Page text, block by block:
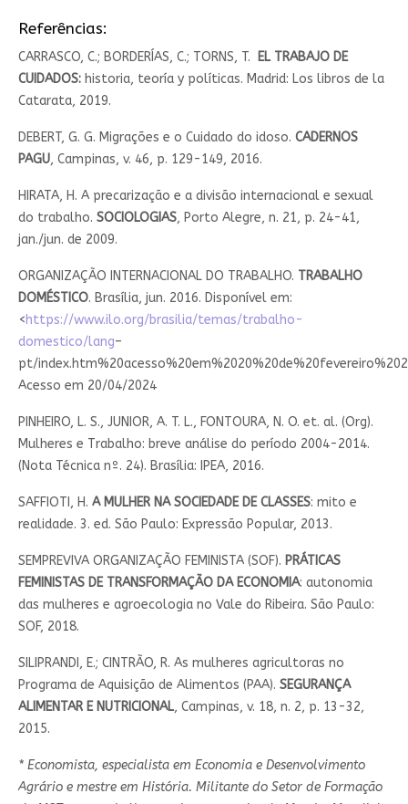
Referências:
CARRASCO, C.; BORDERÍAS, C.; TORNS, T.
EL TRABAJO DE
CUIDADOS: historia, teoría y políticas. Madrid: Los libros de la
Catarata, 2019.
DEBERT, G. G. Migrações e o Cuidado do idoso. CADERNOS
PAGU, Campinas, v. 46, p. 129-149, 2016.
HIRATA, H. A precarização e a divisão internacional e sexual
do trabalho. SOCIOLOGIAS, Porto Alegre, n. 21, p. 24-41,
jan./jun. de 2009.
ORGANIZAÇÃO INTERNACIONAL DO TRABALHO. TRABALHO
DOMÉSTICO. Brasília, jun. 2016. Disponível em:
<https://www.ilo.org/brasilia/temas/trabalho-
domestico/lang–
pt/
Acesso em 20/04/2024
PINHEIRO, L. S., JUNIOR, A. T. L., FONTOURA, N. O. et. al. (Org).
Mulheres e Trabalho: breve análise do período 2004-2014.
(Nota Técnica nº. 24). Brasília: IPEA, 2016.
SAFFIOTI, H. A MULHER NA SOCIEDADE DE CLASSES: mito e
realidade. 3. ed. São Paulo: Expressão Popular, 2013.
SEMPREVIVA ORGANIZAÇÃO FEMINISTA (SOF). PRÁTICAS
FEMINISTAS DE TRANSFORMAÇÃO DA ECONOMIA: autonomia
das mulheres e agroecologia no Vale do Ribeira. São Paulo:
SOF, 2018.
SILIPRANDI, E.; CINTRÃO, R. As mulheres agricultoras no
Programa de Aquisição de Alimentos (PAA). SEGURANÇA
ALIMENTAR E NUTRICIONAL, Campinas, v. 18, n. 2, p. 13-32,
2015.
* Economista, especialista em Economia e Desenvolvimento
Agrário e mestre em História. Militante do Setor de Formação